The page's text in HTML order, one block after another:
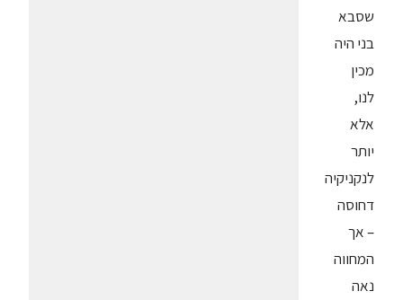
שסבא
בני היה
מכין
לנו,
אלא
יותר
לנקניקיה
דחוסה
– אך
המחווה
נאה